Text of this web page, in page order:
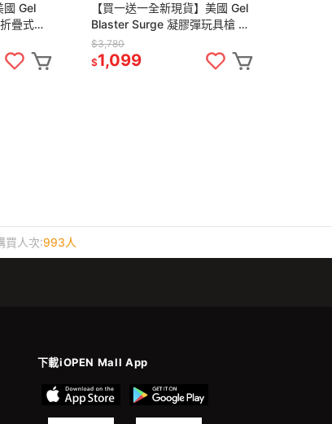
國 Gel
疊式凝
晶彈 水
【買一送一全新現貨】美國 Gel
Blaster Surge 凝膠彈玩具槍 電
動連發水彈玩具槍 聖誕節 交換
禮物
$3,780
$1,099
買人次:993人
下載iOPEN Mall App